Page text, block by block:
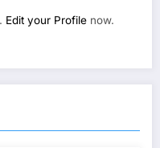
Edit your Profile now.